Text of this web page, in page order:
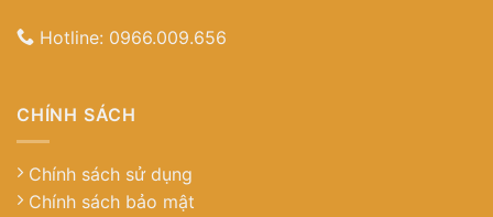
Hotline: 0966.009.656
CHÍNH SÁCH
Chính sách sử dụng
Chính sách bảo mật